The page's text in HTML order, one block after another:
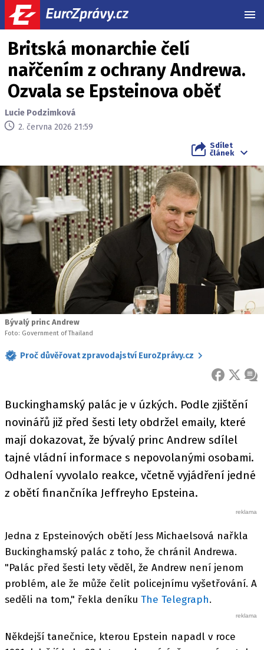
Britská monarchie čelí
nařčením z ochrany Andrewa.
Ozvala se Epsteinova oběť
Lucie Podzimková
2. června 2026 21:59
Sdílet
článek
Bývalý princ Andrew
Foto: Government of Thailand
Proč důvěřovat zpravodajství EuroZprávy.cz
FACEBOOK
X
Buckinghamský palác je v úzkých. Podle zjištění
novinářů již před šesti lety obdržel emaily, které
mají dokazovat, že bývalý princ Andrew sdílel
tajné vládní informace s nepovolanými osobami.
Odhalení vyvolalo reakce, včetně vyjádření jedné
z obětí finančníka Jeffreyho Epsteina.
Jedna z Epsteinových obětí Jess Michaelsová nařkla
Buckinghamský palác z toho, že chránil Andrewa.
"Palác před šesti lety věděl, že Andrew není jenom
problém, ale že může čelit policejnímu vyšetřování. A
seděli na tom," řekla deníku The Telegraph.
Někdejší tanečnice, kterou Epstein napadl v roce